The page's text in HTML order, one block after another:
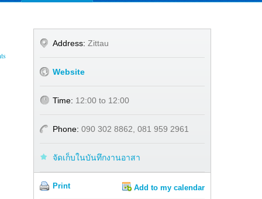
Address: Zittau
Website
Time: 12:00 to 12:00
Phone: 090 302 8862, 081 959 2961
จัดเก็บในบันทึกงานอาสา
Print Add to my calendar